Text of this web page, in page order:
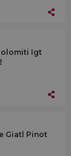
Igt
Giatl Pinot